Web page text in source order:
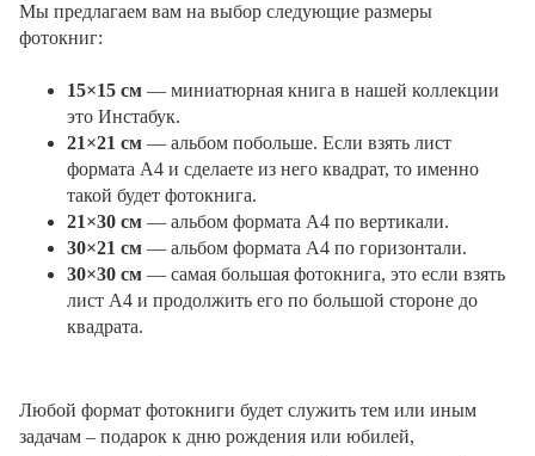
Мы предлагаем вам на выбор следующие размеры
фотокниг:
15×15 см — миниатюрная книга в нашей коллекции
это Инстабук.
21×21 см — альбом побольше. Если взять лист
формата А4 и сделаете из него квадрат, то именно
такой будет фотокнига.
21×30 см — альбом формата А4 по вертикали.
30×21 см — альбом формата А4 по горизонтали.
30×30 см — самая большая фотокнига, это если взять
лист А4 и продолжить его по большой стороне до
квадрата.
Любой формат фотокниги будет служить тем или иным
задачам – подарок к дню рождения или юбилей,